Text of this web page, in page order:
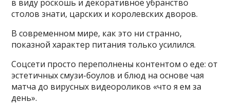
в виду роскошь и декоративное убранство
столов знати, царских и королевских дворов.
В современном мире, как это ни странно,
показной характер питания только усилился.
Соцсети просто переполнены контентом о еде: от
эстетичных смузи-боулов и блюд на основе чая
матча до вирусных видеороликов «что я ем за
день».